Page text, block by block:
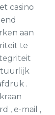
casino
aan
te
.
, e-mail ,